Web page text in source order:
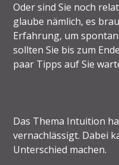
Oder sind Sie noch
glaube nämlich, es
Erfahrung, um
sollten Sie bis zum
paar Tipps auf Sie
Das Thema Intuition
vernachlässigt. Dabei
Unterschied machen.